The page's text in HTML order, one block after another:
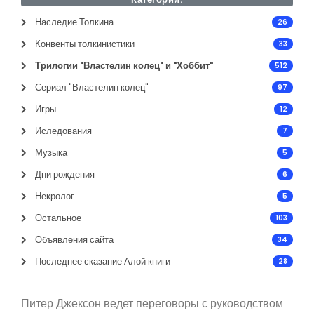
Наследие Толкина
26
Конвенты толкинистики 33
Трилогии "Властелин колец" и "Хоббит" 512
Сериал "Властелин колец" 97
Игры 12
Иследования 7
Музыка 5
Дни рождения 6
Некролог 5
Остальное 103
Объявления сайта 34
Последнее сказание Алой книги 28
Питер Джексон ведет переговоры с руководством